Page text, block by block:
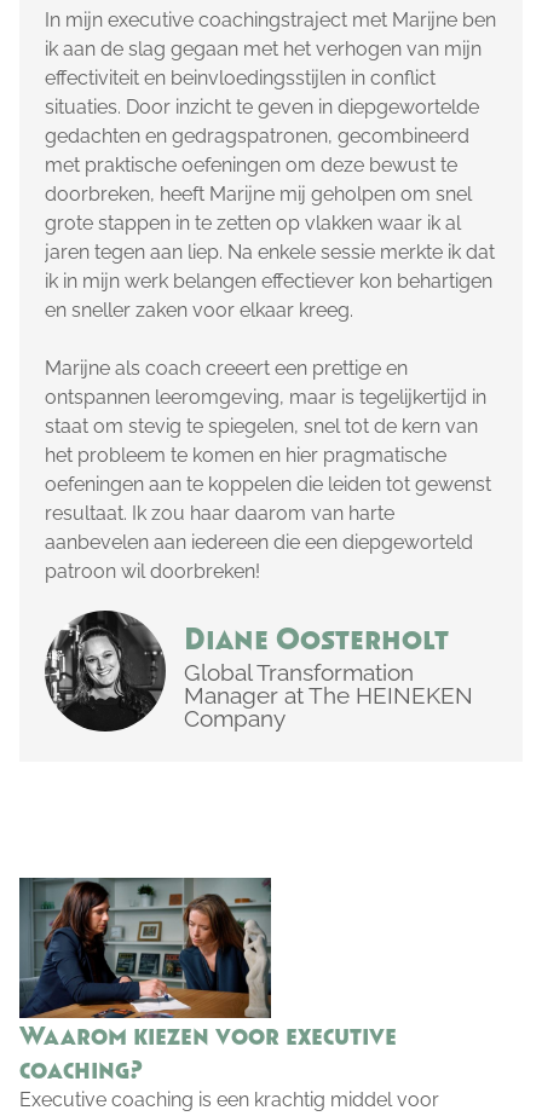
In mijn executive coachingstraject met Marijne ben
ik aan de slag gegaan met het verhogen van mijn
effectiviteit en beinvloedingsstijlen in conflict
situaties. Door inzicht te geven in diepgewortelde
gedachten en gedragspatronen, gecombineerd
met praktische oefeningen om deze bewust te
doorbreken, heeft Marijne mij geholpen om snel
grote stappen in te zetten op vlakken waar ik al
jaren tegen aan liep. Na enkele sessie merkte ik dat
ik in mijn werk belangen effectiever kon behartigen
en sneller zaken voor elkaar kreeg.
Marijne als coach creeert een prettige en
ontspannen leeromgeving, maar is tegelijkertijd in
staat om stevig te spiegelen, snel tot de kern van
het probleem te komen en hier pragmatische
oefeningen aan te koppelen die leiden tot gewenst
resultaat. Ik zou haar daarom van harte
aanbevelen aan iedereen die een diepgeworteld
patroon wil doorbreken!
Diane Oosterholt
Global Transformation
Manager at The HEINEKEN
Company
Waarom kiezen voor executive
coaching?
Executive coaching is een krachtig middel voor